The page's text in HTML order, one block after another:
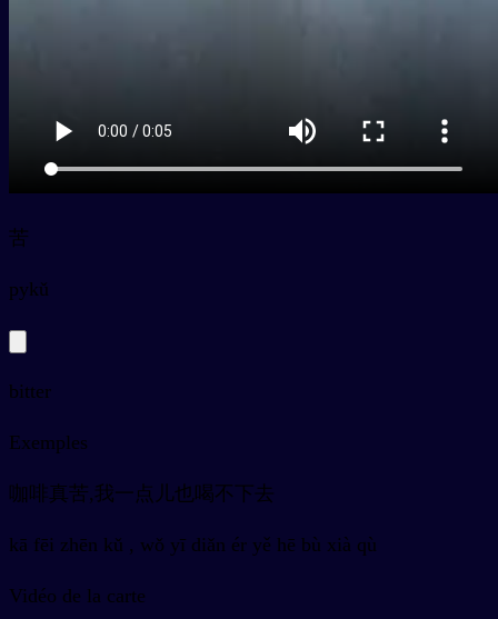
苦
pykǔ
bitter
Exemples
咖啡真苦,我一点儿也喝不下去
kā fēi zhēn kǔ , wǒ yī diǎn ér yě hē bù xià qù
Vidéo de la carte